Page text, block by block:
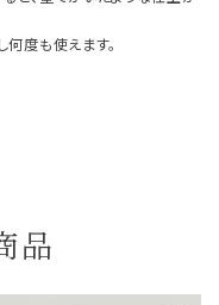
度も使えます。
品